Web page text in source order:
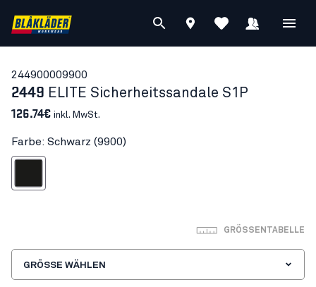
244900009900
2449 ELITE Sicherheitssandale S1P
126.74€ inkl. MwSt.
Farbe: Schwarz (9900)
GRÖSSENTABELLE
GRÖSSE WÄHLEN